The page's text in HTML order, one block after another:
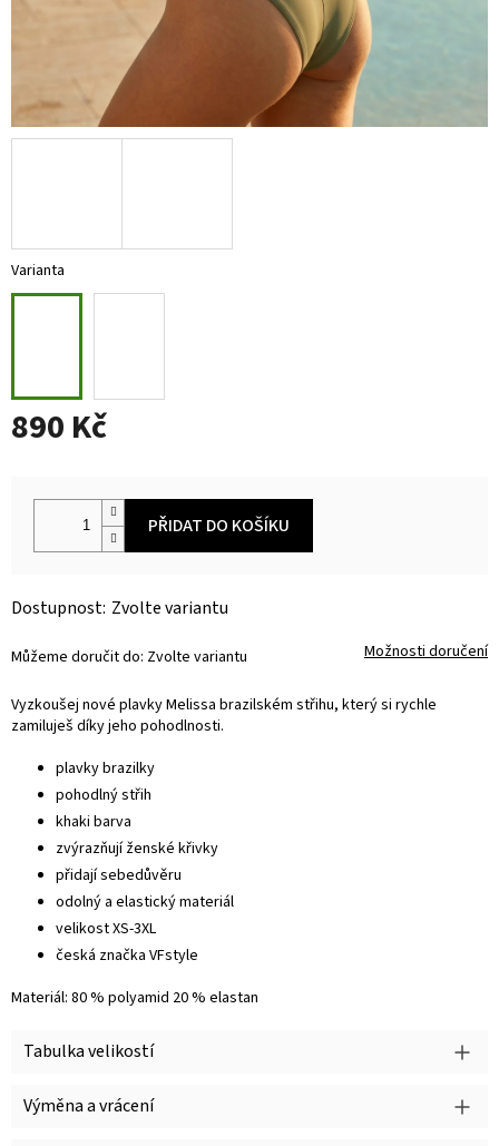
890 Kč
Zvolte variantu
Můžeme doručit do: Zvolte variantu Možnosti doručení
Varianta
PŘIDAT DO KOŠÍKU
Tabulka velikostí
Výměna a vrácení
Vyzkoušej nové plavky Melissa brazilském střihu, který si rychle
zamiluješ díky jeho pohodlnosti.
plavky brazilky
pohodlný střih
khaki barva
zvýrazňují ženské křivky
přidají sebedůvěru
odolný a elastický materiál
velikost XS-3XL
česká značka VFstyle
Materiál: 80 % polyamid 20 % elastan